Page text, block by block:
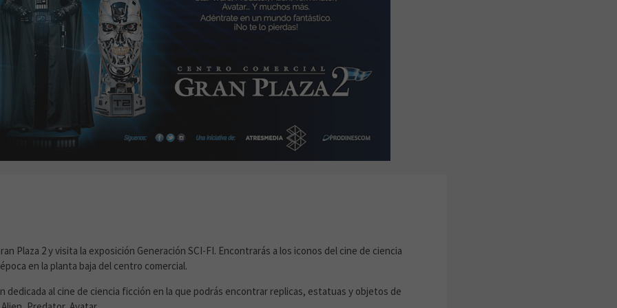
Plaza 2 y visita la exposición Generación SCI-FI. Encontrarás a los iconos del cine de ciencia
en la planta baja del centro comercial.
dedicada al cine de ciencia ficción en la que podrás encontrar replicas, estatuas y objetos de